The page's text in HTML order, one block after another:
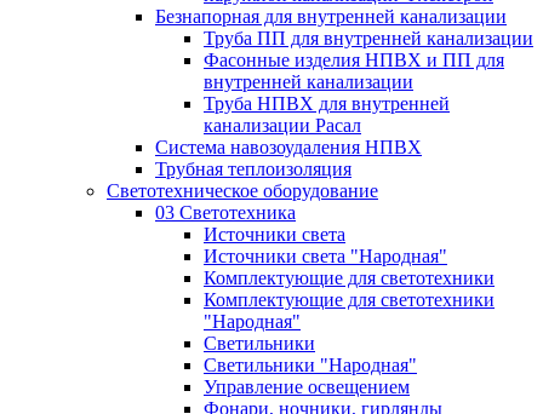
Безнапорная для внутренней канализации
Труба ПП для внутренней канализации
Фасонные изделия НПВХ и ПП для
внутренней канализации
Труба НПВХ для внутренней
канализации Расал
Система навозоудаления НПВХ
Трубная теплоизоляция
Светотехническое оборудование
03 Светотехника
Источники света
Источники света "Народная"
Комплектующие для светотехники
Комплектующие для светотехники
"Народная"
Светильники
Светильники "Народная"
Управление освещением
Фонари, ночники, гирлянды